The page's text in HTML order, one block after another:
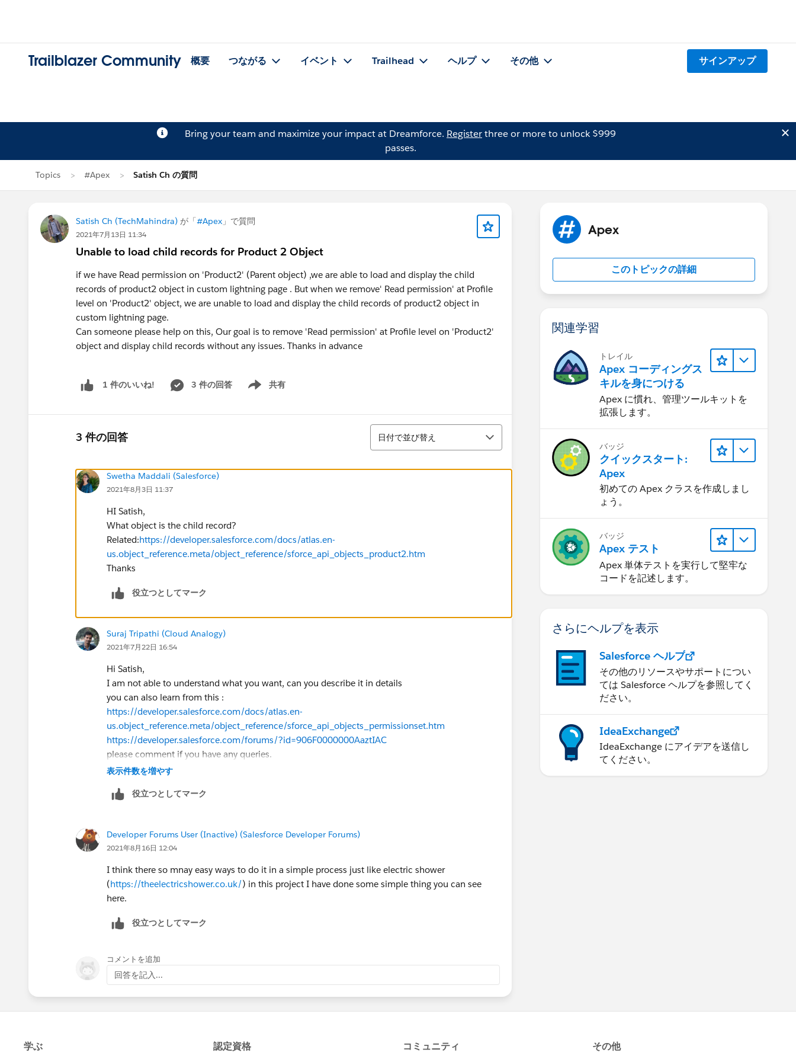
Trailblazer Community 概要 つながる イベント Trailhead ヘルプ その他 サインアップ
Bring your team and maximize your impact at Dreamforce. Registerthree or more to unlock $999
passes.
Topics #Apex Satish Ch の質問
Satish Ch (TechMahindra) が「#Apex 」で質問
2021年7月13日 11:34
Unable to load child records for Product 2 Object
if we have Read permission on 'Product2' (Parent object) ,we are able to load and display the child
records of product2 object in custom lightning page . But when we remove' Read permission' at Profile
level on 'Product2' object, we are unable to load and display the child records of product2 object in
custom lightning page.
Can someone please help on this, Our goal is to remove 'Read permission' at Profile level on 'Product2'
object and display child records without any issues. Thanks in advance
1 件のいいね! 3 件の回答 共有
Show menu
3 件の回答
並び替え
日付で並び替え
Swetha Maddali (Salesforce)
2021年8月3日 11:37
HI Satish,
What object is the child record?
Related:https://developer.salesforce.com/docs/atlas.en-
us.object_reference.meta/object_reference/sforce_api_objects_product2.htm
Thanks
役立つとしてマーク
Suraj Tripathi (Cloud Analogy)
2021年7月22日 16:54
Hi Satish,
I am not able to understand what you want, can you describe it in details
you can also learn from this :
https://developer.salesforce.com/docs/atlas.en-
us.object_reference.meta/object_reference/sforce_api_objects_permissionset.htm
https://developer.salesforce.com/forums/?id=906F0000000AaztIAC
please comment if you have any queries.
Thank you!
Suraj Tripathi
表示件数を増やす
役立つとしてマーク
Developer Forums User (Inactive) (Salesforce Developer Forums)
2021年8月16日 12:04
I think there so mnay easy ways to do it in a simple process just like electric shower
(https://theelectricshower.co.uk/) in this project I have done some simple thing you can see
here.
役立つとしてマーク
コメントを追加
回答を記入...
Apex
このトピックの詳細
関連学習
トレイル
Apex コーディングス
キルを身につける
Apex に慣れ、管理ツールキットを
拡張します。
バッジ
クイックスタート:
Apex
初めての Apex クラスを作成しまし
ょう。
バッジ
Apex テスト
Apex 単体テストを実行して堅牢な
コードを記述します。
さらにヘルプを表示
Salesforce ヘルプ
その他のリソースやサポートについ
ては Salesforce ヘルプを参照してく
ださい。
IdeaExchange
IdeaExchange にアイデアを送信し
てください。